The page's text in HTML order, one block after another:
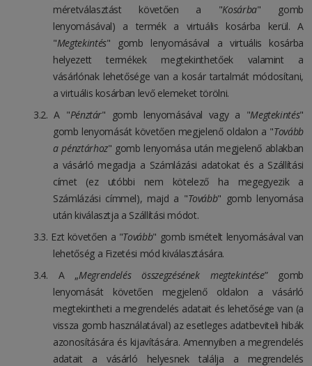
méretválasztást követően a "Kosárba" gomb
lenyomásával) a termék a virtuális kosárba kerül. A
"Megtekintés" gomb lenyomásával a virtuális kosárba
helyezett termékek megtekinthetőek valamint a
vásárlónak lehetősége van a kosár tartalmát módosítani,
a virtuális kosárban levő elemeket törölni.
A "Pénztár" gomb lenyomásával vagy a "Megtekintés"
gomb lenyomását követően megjelenő oldalon a "Tovább
a pénztárhoz" gomb lenyomása után megjelenő ablakban
a vásárló megadja a Számlázási adatokat és a Szállítási
címet (ez utóbbi nem kötelező ha megegyezik a
Számlázási címmel), majd a "Tovább" gomb lenyomása
után kiválasztja a Szállítási módot.
Ezt követően a "Tovább" gomb ismételt lenyomásával van
lehetőség a Fizetési mód kiválasztására.
A „Megrendelés összegzésének megtekintése” gomb
lenyomását követően megjelenő oldalon a vásárló
megtekintheti a megrendelés adatait és lehetősége van (a
vissza gomb használatával) az esetleges adatbeviteli hibák
azonosítására és kijavítására. Amennyiben a megrendelés
adatait a vásárló helyesnek találja a megrendelés